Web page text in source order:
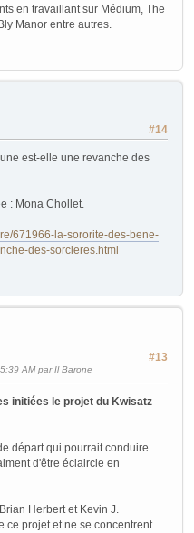
en travaillant sur Médium, The
Manor entre autres.
#14
est-elle une revanche des
: Mona Chollet.
671966-la-sororite-des-bene-
des-sorcieres.html
#13
AM par Il Barone
initiées le projet du Kwisatz
départ qui pourrait conduire
d'être éclaircie en
Herbert et Kevin J.
projet et ne se concentrent